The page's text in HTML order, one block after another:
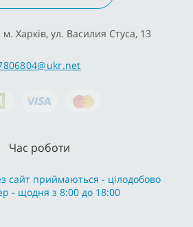
Харків, ул. Василия Стуса, 13
Час роботи
сайт приймаються - цілодобово
- щодня з 8:00 до 18:00